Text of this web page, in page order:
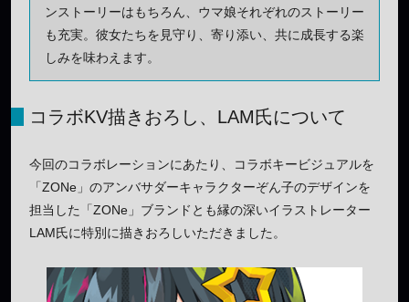
ンストーリーはもちろん、ウマ娘それぞれのストーリー
も充実。彼女たちを見守り、寄り添い、共に成長する楽
しみを味わえます。
コラボKV描きおろし、LAM氏について
今回のコラボレーションにあたり、コラボキービジュアルを
「ZONe」のアンバサダーキャラクターぞん子のデザインを
担当した「ZONe」ブランドとも縁の深いイラストレーター
LAM氏に特別に描きおろしいただきました。